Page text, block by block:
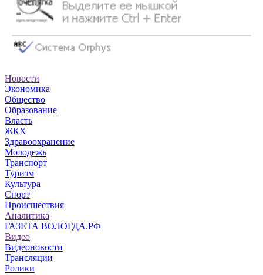
Новости
Экономика
Общество
Образование
Власть
ЖКХ
Здравоохранение
Молодежь
Транспорт
Туризм
Культура
Спорт
Происшествия
Аналитика
ГАЗЕТА ВОЛОГДА.РФ
Видео
Видеоновости
Трансляции
Ролики